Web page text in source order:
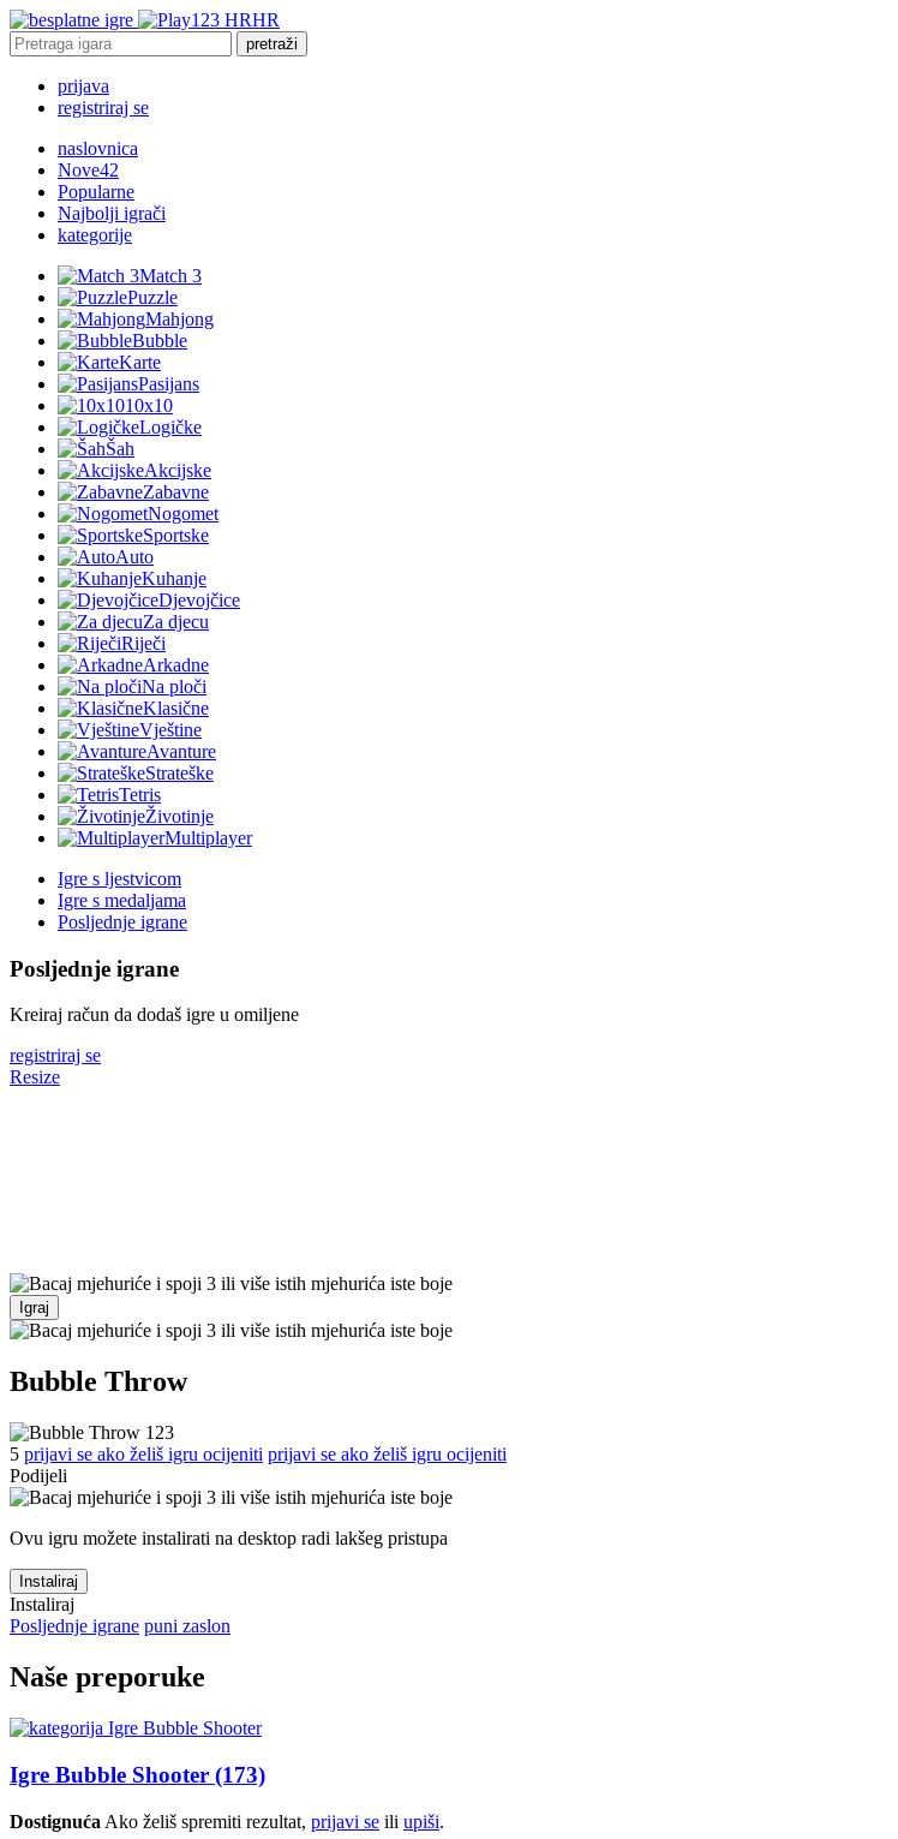
HR
pretraži
prijava
registriraj se
naslovnica
Nove42
Popularne
Najbolji igrači
kategorije
Match 3
Puzzle
Mahjong
Bubble
Karte
Pasijans
10x10
Logičke
Šah
Akcijske
Zabavne
Nogomet
Sportske
Auto
Kuhanje
Djevojčice
Za djecu
Riječi
Arkadne
Na ploči
Klasične
Vještine
Avanture
Strateške
Tetris
Životinje
Multiplayer
Igre s ljestvicom
Igre s medaljama
Posljednje igrane
Posljednje igrane
Kreiraj račun da dodaš igre u omiljene
registriraj se
Resize
Igraj
Bubble Throw
5 prijavi se ako želiš igru ocijeniti prijavi se ako želiš igru ocijeniti
Podijeli
Ovu igru možete instalirati na desktop radi lakšeg pristupa
Instaliraj
Instaliraj
Posljednje igrane puni zaslon
Naše preporuke
Igre Bubble Shooter (173)
Dostignuća Ako želiš spremiti rezultat, prijavi se ili upiši.